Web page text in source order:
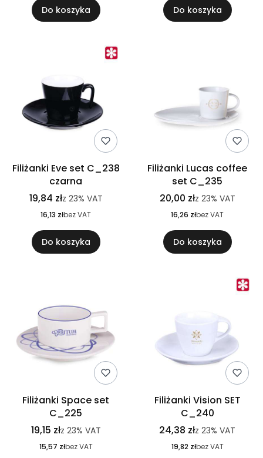
Do koszyka Do koszyka
Filiżanki Eve set C_238
czarna
19,84 złz 23% VAT
16,13 złbez VAT
Do koszyka
Filiżanki Lucas coffee
set C_235
20,00 złz 23% VAT
16,26 złbez VAT
Do koszyka
Filiżanki Space set
C_225
19,15 złz 23% VAT
15,57 złbez VAT
Filiżanki Vision SET
C_240
24,38 złz 23% VAT
19,82 złbez VAT